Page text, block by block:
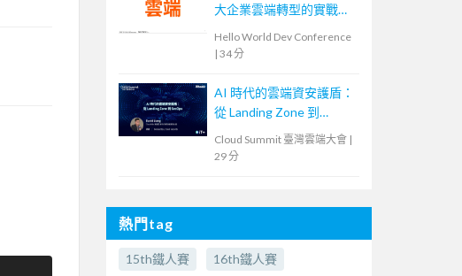
大企業雲端轉型的實戰策
Hello World Dev Conference
| 34 分
AI 時代的雲端資安護盾：
從 Landing Zone 到
Cloud Summit 臺灣雲端大會 |
29 分
熱門tag
15th鐵人賽 16th鐵人賽